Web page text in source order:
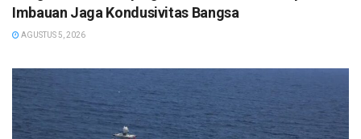
Imbauan Jaga Kondusivitas Bangsa
AGUSTUS 5, 2026